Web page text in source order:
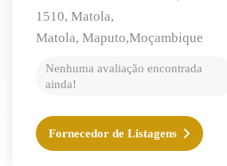
1510, Matola,
Matola, Maputo,Moçambique
Nenhuma avaliação encontrada
ainda!
Fornecedor de Listagens